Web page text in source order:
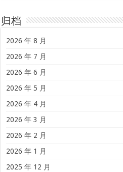
归档
2026 年 8 月
2026 年 7 月
2026 年 6 月
2026 年 5 月
2026 年 4 月
2026 年 3 月
2026 年 2 月
2026 年 1 月
2025 年 12 月